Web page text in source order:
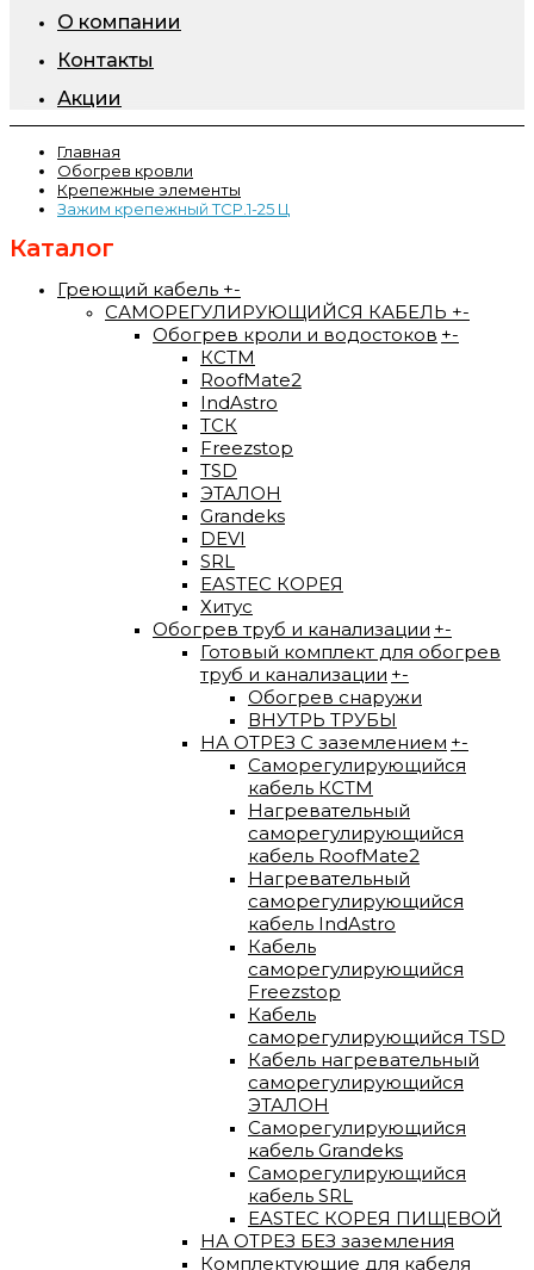
О компании
Контакты
Акции
Главная
Обогрев кровли
Крепежные элементы
Зажим крепежный ТСР.1-25 Ц
Каталог
Греющий кабель +-
САМОРЕГУЛИРУЮЩИЙСЯ КАБЕЛЬ +-
Обогрев кроли и водостоков +-
КСТМ
RoofMate2
IndAstro
ТСК
Freezstop
TSD
ЭТАЛОН
Grandeks
DEVI
SRL
EASTEC КОРЕЯ
Хитус
Обогрев труб и канализации +-
Готовый комплект для обогрев
труб и канализации +-
Обогрев снаружи
ВНУТРЬ ТРУБЫ
НА ОТРЕЗ С заземлением +-
Саморегулирующийся
кабель КСТМ
Нагревательный
саморегулирующийся
кабель RoofMate2
Нагревательный
саморегулирующийся
кабель IndAstro
Кабель
саморегулирующийся
Freezstop
Кабель
саморегулирующийся TSD
Кабель нагревательный
саморегулирующийся
ЭТАЛОН
Саморегулирующийся
кабель Grandeks
Саморегулирующийся
кабель SRL
EASTEC КОРЕЯ ПИЩЕВОЙ
НА ОТРЕЗ БЕЗ заземления
Комплектующие для кабеля